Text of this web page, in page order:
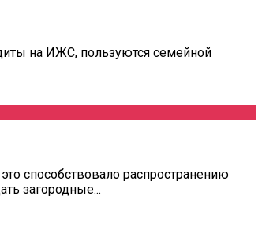
на ИЖС, пользуются семейной
способствовало распространению
загородные...